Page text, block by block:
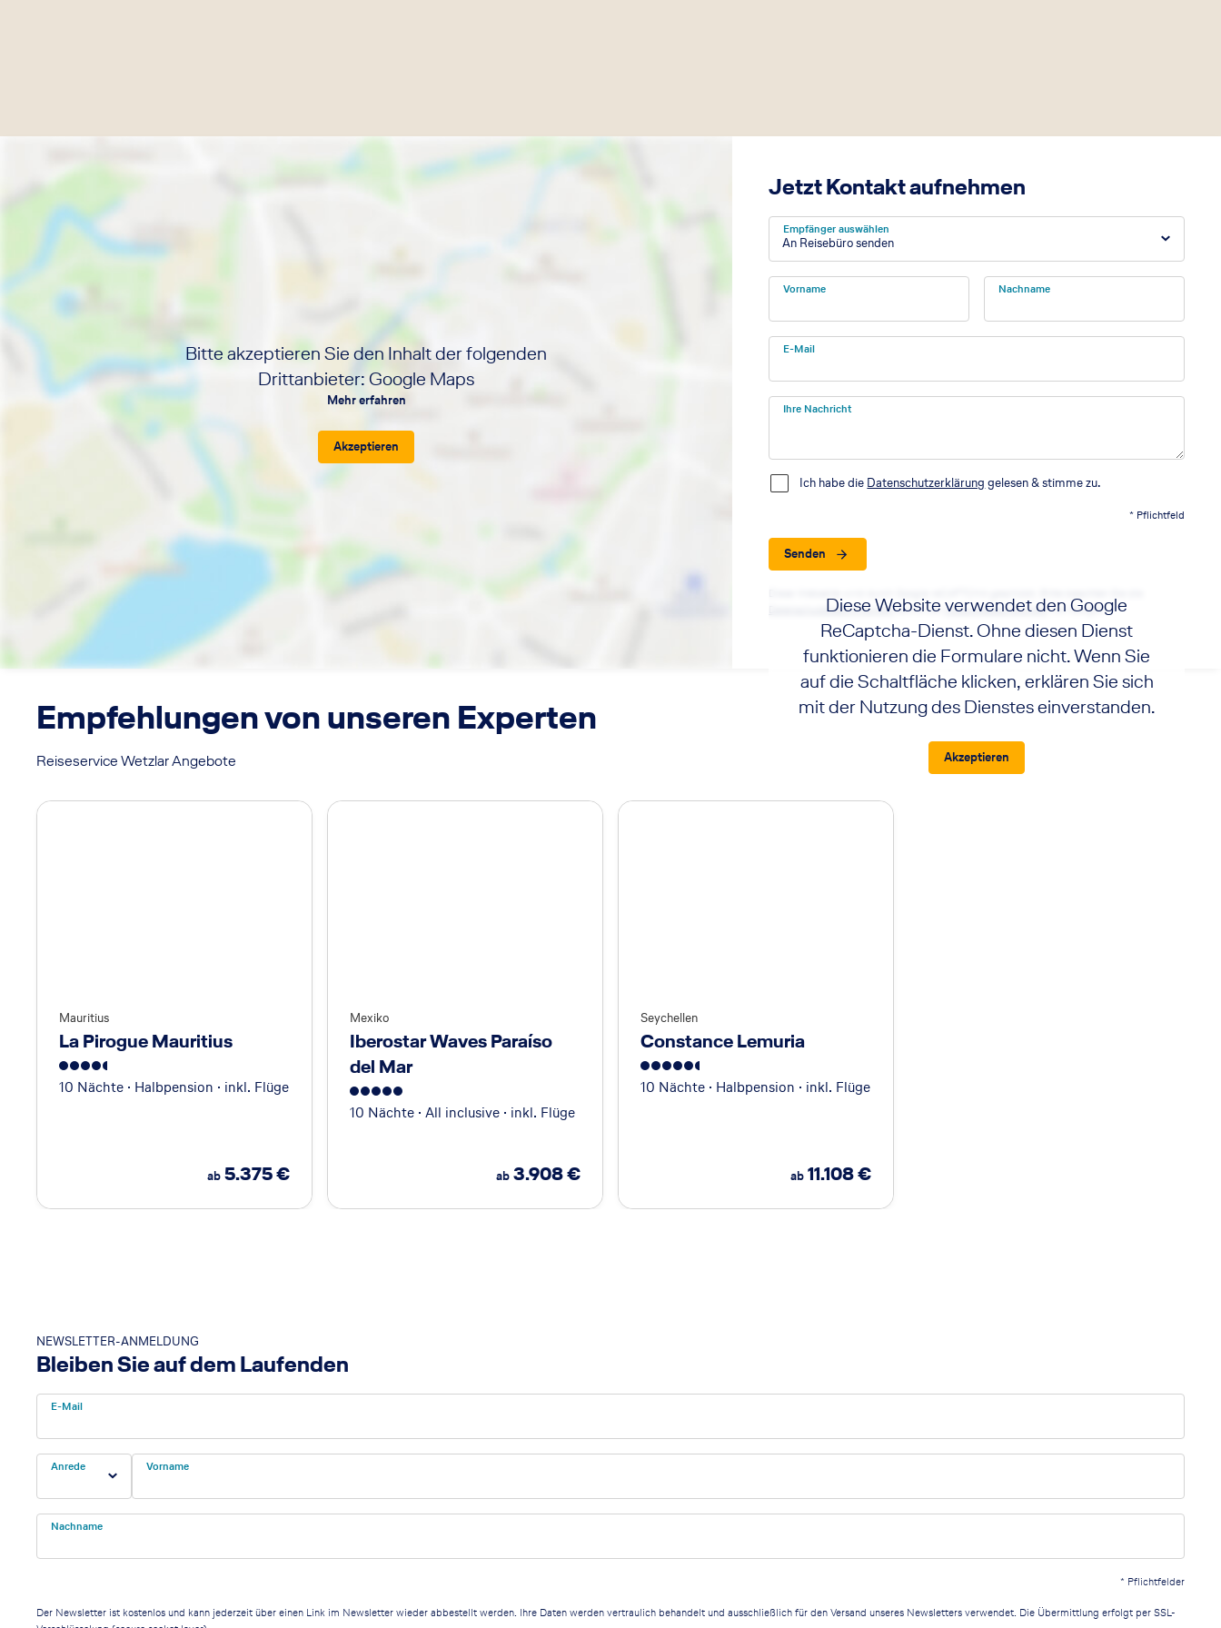
Bitte akzeptieren Sie den Inhalt der folgenden
Drittanbieter: Google Maps
Mehr erfahren
Akzeptieren
Jetzt Kontakt aufnehmen
An Reisebüro senden
Empfänger auswählen
Vorname Nachname
E-Mail
Ihre Nachricht
Ich habe die Datenschutzerklärung gelesen & stimme zu.
* Pflichtfeld
Senden
Diese Website verwendet den Google
ReCaptcha-Dienst. Ohne diesen Dienst
funktionieren die Formulare nicht. Wenn Sie
auf die Schaltfläche klicken, erklären Sie sich
mit der Nutzung des Dienstes einverstanden.
Akzeptieren
Datenschutzbestimmungensowie die Nutzungsbedingungenvon Google.
Empfehlungen von unseren Experten
Reiseservice Wetzlar Angebote
Mauritius
La Pirogue Mauritius
4.5
10 Nächte · Halbpension · inkl. Flüge
ab 5.375€
Mexiko
Iberostar Waves Paraíso
del Mar
5
10 Nächte · All inclusive · inkl. Flüge
ab 3.908€
Seychellen
Constance Lemuria
5.5
10 Nächte · Halbpension · inkl. Flüge
ab 11.108€
NEWSLETTER-ANMELDUNG
Bleiben Sie auf dem Laufenden
E-Mail
Anrede Vorname
Nachname
* Pflichtfelder
Der Newsletter ist kostenlos und kann jederzeit über einen Link im Newsletter wieder abbestellt werden. Ihre Daten werden vertraulich behandelt und ausschließlich für den Versand unseres Newsletters verwendet. Die Übermittlung erfolgt per SSL-